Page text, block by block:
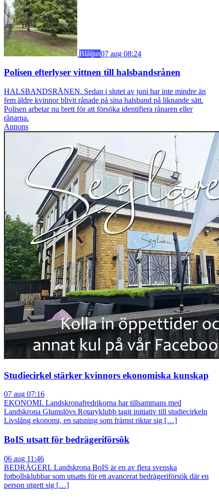
Blåljus07 aug 08:24
Polisen efterlyser vittnen till halsbandsrånen
HALSBANDSRÅNEN. Sedan i slutet av juni har inte mindre än
fem äldre kvinnor blivit rånade på sina halsband på liknande sätt.
Polisen arbetar nu brett för att försöka identifiera rånaren eller
rånarna.
Annons
Studiecirkel stärker kvinnors ekonomiska kunskap
07 aug 07:16
EKONOMI. Landskronafredrikorna har tillsammans med
Landskrona Glumslövs Rotaryklubb tagit initiativ till studiecirkeln
Livslång ekonomi, en satsning som främst riktar sig […]
BoIS utsatt för bedrägeriförsök
06 aug 11:46
BEDRÄGERI. Landskrona BoIS är en av flera svenska
fotbollsklubbar som utsatts för ett avancerat bedrägeriförsök där en
person utgett sig […]